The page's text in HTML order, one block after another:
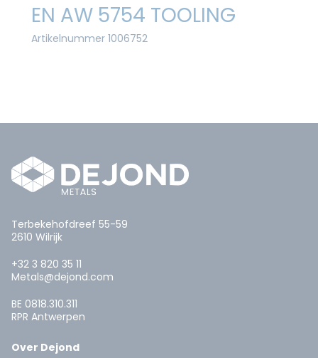
EN AW 5754 TOOLING
Artikelnummer 1006752
Terbekehofdreef 55-59
2610 Wilrijk
+32 3 820 35 11
Metals@dejond.com
BE 0818.310.311
RPR Antwerpen
Over Dejond